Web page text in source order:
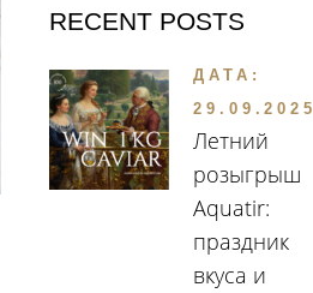
RECENT POSTS
ДАТА:
29.09.2025
Летний
розыгрыш
Aquatir:
праздник
вкуса и